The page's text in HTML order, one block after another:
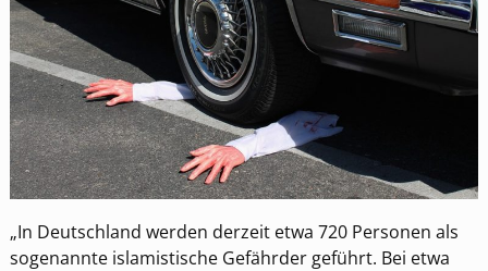
„In Deutschland werden derzeit etwa 720 Personen als
sogenannte islamistische Gefährder geführt. Bei etwa